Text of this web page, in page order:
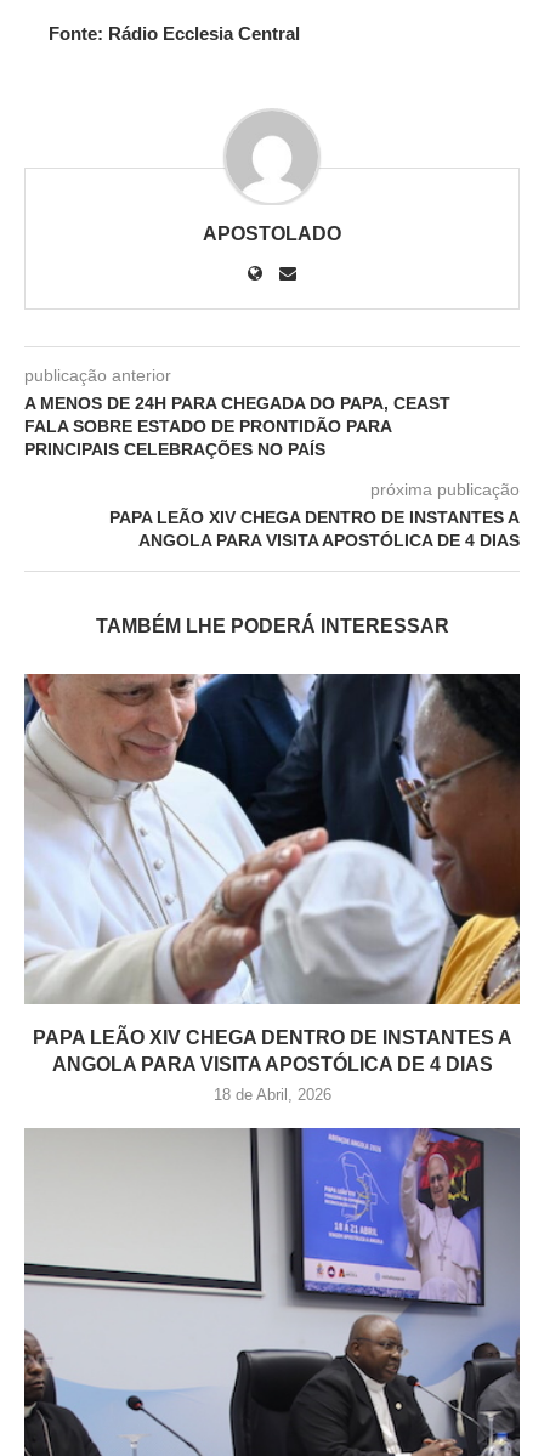
Fonte: Rádio Ecclesia Central
APOSTOLADO
publicação anterior
A MENOS DE 24H PARA CHEGADA DO PAPA, CEAST
FALA SOBRE ESTADO DE PRONTIDÃO PARA
PRINCIPAIS CELEBRAÇÕES NO PAÍS
próxima publicação
PAPA LEÃO XIV CHEGA DENTRO DE INSTANTES A
ANGOLA PARA VISITA APOSTÓLICA DE 4 DIAS
TAMBÉM LHE PODERÁ INTERESSAR
PAPA LEÃO XIV CHEGA DENTRO DE INSTANTES A
ANGOLA PARA VISITA APOSTÓLICA DE 4 DIAS
18 de Abril, 2026